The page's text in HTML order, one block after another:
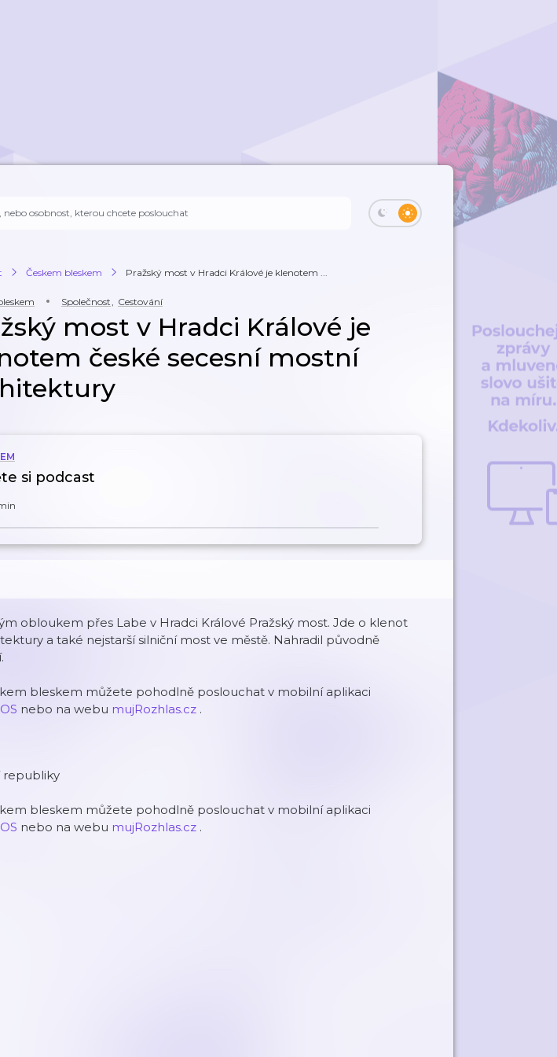
Českem bleskem Pražský most v Hradci Králové je klenotem ...
Společnost, Cestování
most v Hradci Králové je
české secesní mostní
si podcast
obloukem přes Labe v Hradci Králové Pražský most. Jde o klenot
a také nejstarší silniční most ve městě. Nahradil původně
bleskem můžete pohodlně poslouchat v mobilní aplikaci
nebo na webu mujRozhlas.cz .
republiky
bleskem můžete pohodlně poslouchat v mobilní aplikaci
nebo na webu mujRozhlas.cz .